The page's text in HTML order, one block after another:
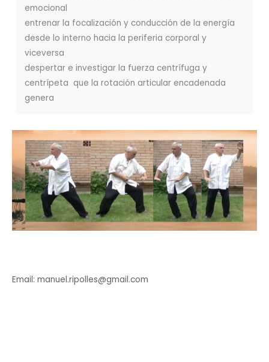
emocional
entrenar la focalización y conducción de la energía
desde lo interno hacia la periferia corporal y
viceversa
despertar e investigar la fuerza centrífuga y
centrípeta que la rotación articular encadenada
genera
Email: manuel.ripolles@gmail.com